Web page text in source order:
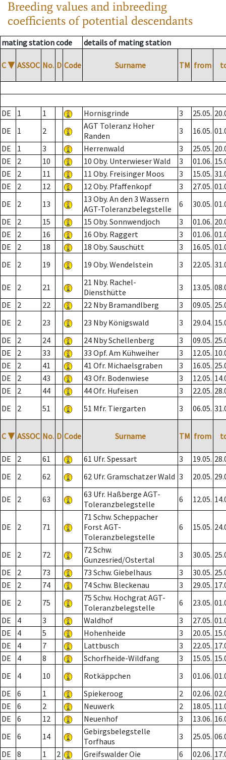
Breeding values and inbreeding
coefficients of potential descendants
mating station code details of mating station
C ▼ ASSOC No. D Code Surname TM from
DE 1 1 Hornisgrinde 3 25.05.
DE
1 2
AGT Toleranz Hoher
Randen
3 16.05.
DE
1 3 Herrenwald 3 25.05.
DE
2 10 10 Oby. Unterwieser Wald 3 01.06.
DE
2 11 11 Oby. Freisinger Moos 3 15.05.
DE
2 12 12 Oby. Pfaffenkopf 3 27.05.
DE
2 13
13 Oby. An den 3 Wassern
AGT-Toleranzbelegstelle
6 30.05.
DE
2 15 15 Oby. Sonnwendjoch 3 01.06.
DE
2 16 16 Oby. Raggert 3 01.06.
DE
2 18 18 Oby. Sauschütt 3 16.05.
DE
2 19 19 Oby. Wendelstein 3 22.05.
DE 2 21
21 Nby. Rachel-
Diensthütte
3 13.05.
DE
2 22 22 Nby Bramandlberg 3 09.05.
DE
2 23 23 Nby Königswald 3 29.04.
DE
2 24 24 Nby Schellenberg 3 09.05.
DE
2 33 33 Opf. Am Kühweiher 3 12.05.
DE
2 41 41 Ofr. Michaelsgraben 3 16.05.
DE
2 43 43 Ofr. Bodenwiese 3 12.05.
DE
2 44 44 Ofr. Hufeisen 3 22.05.
DE
2 51 51 Mfr. Tiergarten 3 06.05.
C ▼ ASSOC No. D Code Surname TM from
DE 2 61 61 Ufr. Spessart 3 19.05.
DE
2 62 62 Ufr. Gramschatzer Wald 3 20.05.
DE 2 63
63 Ufr. Haßberge AGT-
Toleranzbelegstelle
6 12.05.
DE 2 71
71 Schw. Scheppacher
Forst AGT-
Toleranzbelegstelle
6 15.05.
DE 2 72
72 Schw.
Gunzesried/Ostertal
3 30.05.
DE
2 73 73 Schw. Giebelhaus 3 30.05.
DE
2 74 74 Schw. Bleckenau 3 29.05.
DE
2 75
75 Schw. Hochgrat AGT-
Toleranzbelegstelle
6 23.05.
DE
4 3 Waldhof 3 27.05.
DE
4 5 Hohenheide 3 20.05.
DE
4 7 Lattbusch 3 22.05.
DE
4 8 Schorfheide-Wildfang 3 15.05.
DE
4 10 Rotkäppchen 3 01.06.
DE
6 1 Spiekeroog 2 02.06.
DE
6 2 Neuwerk 2 18.05.
DE
6 12 Neuenhof 3 13.06.
DE
6 14
Gebirgsbelegstelle
Torfhaus
3 25.05.
DE
8 1 2 Greifswalder Oie 6 02.06.